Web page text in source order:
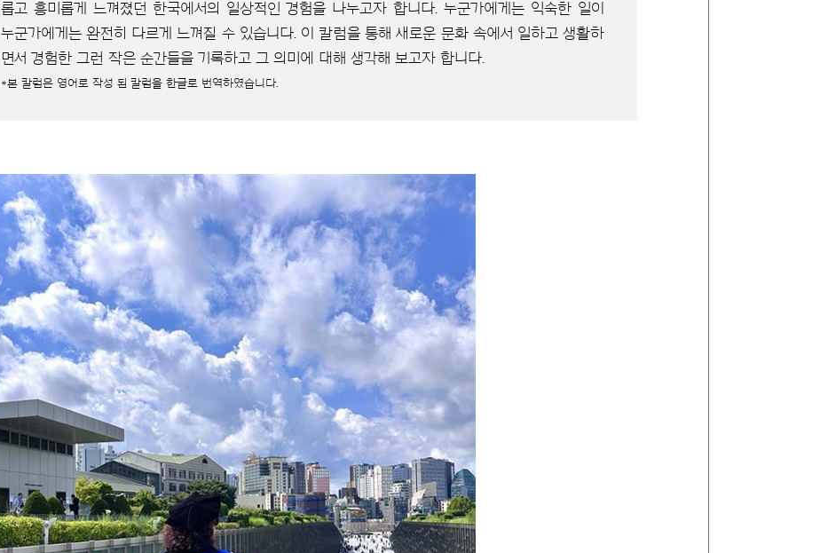
롭고 흥미롭게 느껴졌던 한국에서의 일상적인 경험을 나누고자 합니다. 누군가에게는 익숙한 일이
누군가에게는 완전히 다르게 느껴질 수 있습니다. 이 칼럼을 통해 새로운 문화 속에서 일하고 생활하
면서 경험한 그런 작은 순간들을 기록하고 그 의미에 대해 생각해 보고자 합니다.
*본 칼럼은 영어로 작성 된 칼럼을 한글로 번역하였습니다.